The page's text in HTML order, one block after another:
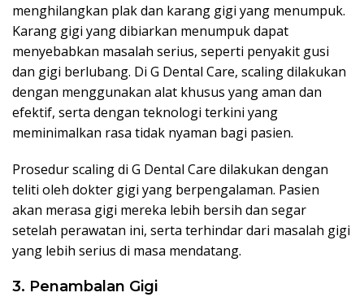
menghilangkan plak dan karang gigi yang menumpuk.
Karang gigi yang dibiarkan menumpuk dapat
menyebabkan masalah serius, seperti penyakit gusi
dan gigi berlubang. Di G Dental Care, scaling dilakukan
dengan menggunakan alat khusus yang aman dan
efektif, serta dengan teknologi terkini yang
meminimalkan rasa tidak nyaman bagi pasien.
Prosedur scaling di G Dental Care dilakukan dengan
teliti oleh dokter gigi yang berpengalaman. Pasien
akan merasa gigi mereka lebih bersih dan segar
setelah perawatan ini, serta terhindar dari masalah gigi
yang lebih serius di masa mendatang.
3. Penambalan Gigi